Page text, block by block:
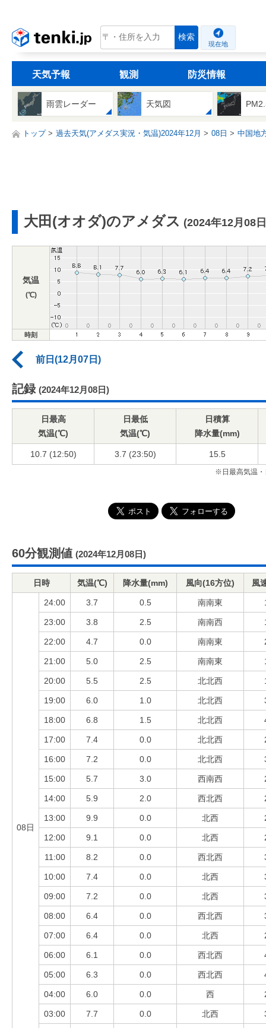
tenki.jp 検索
現在地
天気予報 観測 防災情報
雨雲レーダー 天気図
トップ 過去天気(アメダス実況・気温)2024年12月 08日 中国地
大田(オオダ)のアメダス (2024年12月08
気温
(℃)
時刻
前日(12月07日)
記録 (2024年12月08日)
日最高
気温(℃)
日最低
気温(℃)
日積算
降水量(mm)
10.7 (12:50) 3.7 (23:50) 15.5
※日最高気温・
60分観測値 (2024年12月08日)
日時 気温(℃) 降水量(mm) 風向(16方位) 風
08日
24:00 3.7 0.5 南南東
23:00 3.8 2.5 南南西
22:00 4.7 0.0 南南東
21:00 5.0 2.5 南南東
20:00 5.5 2.5 北北西
19:00 6.0 1.0 北北西
18:00 6.8 1.5 北北西
17:00 7.4 0.0 北北西
16:00 7.2 0.0 北北西
15:00 5.7 3.0 西南西
14:00 5.9 2.0 西北西
13:00 9.9 0.0 北西
12:00 9.1 0.0 北西
11:00 8.2 0.0 西北西
10:00 7.4 0.0 北西
09:00 7.2 0.0 北西
08:00 6.4 0.0 西北西
07:00 6.4 0.0 北西
06:00 6.1 0.0 西北西
05:00 6.3 0.0 西北西
04:00 6.0 0.0 西
03:00 7.7 0.0 北西